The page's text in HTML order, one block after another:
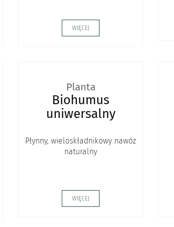
WIĘCEJ
Planta
Biohumus
uniwersalny
Płynny, wieloskładnikowy nawóz
naturalny
WIĘCEJ